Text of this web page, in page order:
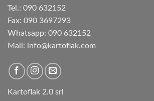
Tel.: 090 632152
Fax: 090 3697293‬
Whatsapp: 090 632152
Mail: info@kartoflak.com
Kartoflak 2.0 srl